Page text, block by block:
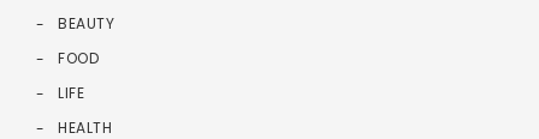
BEAUTY
FOOD
LIFE
HEALTH